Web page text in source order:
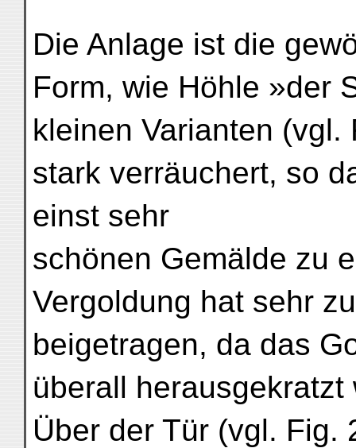
Die Anlage ist die
Form, wie Höhle »der
kleinen Varianten
stark verräuchert, so
einst sehr
schönen Gemälde zu
Vergoldung hat sehr
beigetragen, da das
überall herausgekratzt
Über der Tür (vgl. Fig.